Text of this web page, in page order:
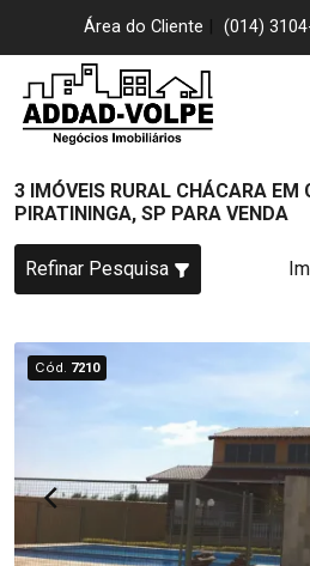
Área do Cliente (014)
3 IMÓVEIS RURAL CHÁCARA EM
PIRATININGA, SP PARA VENDA
Refinar Pesquisa
Cód. 7210